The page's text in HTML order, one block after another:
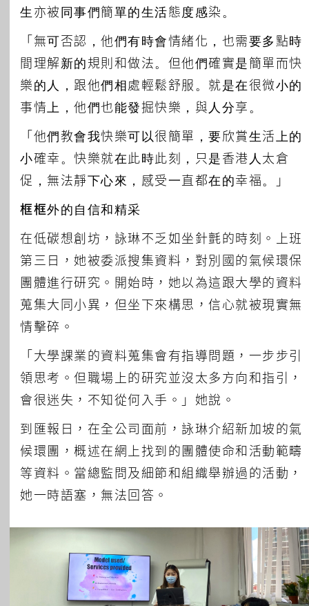
生亦被同事們簡單的生活態度感染。
「無可否認，他們有時會情緒化，也需要多點時
間理解新的規則和做法。但他們確實是簡單而快
樂的人，跟他們相處輕鬆舒服。就是在很微小的
事情上，他們也能發掘快樂，與人分享。
「他們教會我快樂可以很簡單，要欣賞生活上的
小確幸。快樂就在此時此刻，只是香港人太倉
促，無法靜下心來，感受一直都在的幸福。」
框框外的自信和精采
在低碳想創坊，詠琳不乏如坐針氈的時刻。上班
第三日，她被委派搜集資料，對別國的氣候環保
團體進行研究。開始時，她以為這跟大學的資料
蒐集大同小異，但坐下來構思，信心就被現實無
情擊碎。
「大學課業的資料蒐集會有指導問題，一步步引
領思考。但職場上的研究並沒太多方向和指引，
會很迷失，不知從何入手。」她說。
到匯報日，在全公司面前，詠琳介紹新加坡的氣
候環團，概述在網上找到的團體使命和活動範疇
等資料。當總監問及細節和組織舉辦過的活動，
她一時語塞，無法回答。